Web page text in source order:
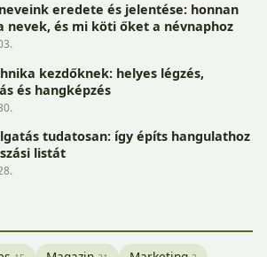
eredete és jelentése: honnan
nevek, és mi köti őket a névnaphoz
kezdőknek: helyes légzés,
és hangképzés
tudatosan: így építs hangulathoz
listát